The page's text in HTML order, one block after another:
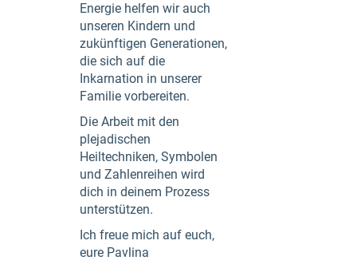
Energie helfen wir auch
unseren Kindern und
zukünftigen Generationen,
die sich auf die
Inkarnation in unserer
Familie vorbereiten.
Die Arbeit mit den
plejadischen
Heiltechniken, Symbolen
und Zahlenreihen wird
dich in deinem Prozess
unterstützen.
Ich freue mich auf euch,
eure Pavlina